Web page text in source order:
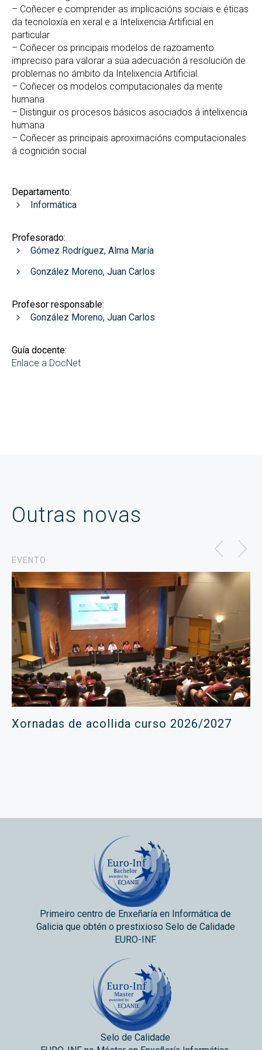
– Coñecer e comprender as implicacións sociais e éticas
da tecnoloxía en xeral e a Intelixencia Artificial en
particular
– Coñecer os principais modelos de razoamento
impreciso para valorar a súa adecuación á resolución de
problemas no ámbito da Intelixencia Artificial.
– Coñecer os modelos computacionales da mente
humana
– Distinguir os procesos básicos asociados á intelixencia
humana
– Coñecer as principais aproximacións computacionales
á cognición social
Departamento:
Informática
Profesorado:
Gómez Rodríguez, Alma María
González Moreno, Juan Carlos
Profesor responsable:
González Moreno, Juan Carlos
Guía docente:
Enlace a DocNet
Outras novas
EVENTO
Xornadas de acollida curso 2026/2027
Primeiro centro de Enxeñaría en Informática de
Galicia que obtén o prestixioso Selo de Calidade
EURO-INF.
Selo de Calidade